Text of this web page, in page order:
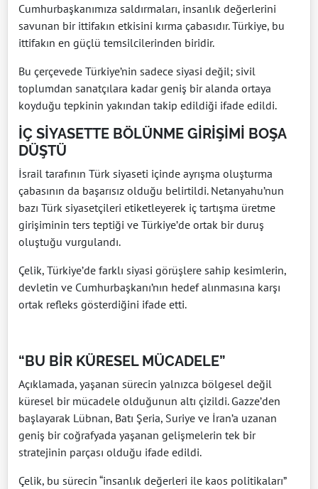
Cumhurbaşkanımıza saldırmaları, insanlık değerlerini
savunan bir ittifakın etkisini kırma çabasıdır. Türkiye, bu
ittifakın en güçlü temsilcilerinden biridir.
Bu çerçevede Türkiye’nin sadece siyasi değil; sivil
toplumdan sanatçılara kadar geniş bir alanda ortaya
koyduğu tepkinin yakından takip edildiği ifade edildi.
İÇ SİYASETTE BÖLÜNME GİRİŞİMİ BOŞA
DÜŞTÜ
İsrail tarafının Türk siyaseti içinde ayrışma oluşturma
çabasının da başarısız olduğu belirtildi. Netanyahu’nun
bazı Türk siyasetçileri etiketleyerek iç tartışma üretme
girişiminin ters teptiği ve Türkiye’de ortak bir duruş
oluştuğu vurgulandı.
Çelik, Türkiye’de farklı siyasi görüşlere sahip kesimlerin,
devletin ve Cumhurbaşkanı’nın hedef alınmasına karşı
ortak refleks gösterdiğini ifade etti.
“BU BİR KÜRESEL MÜCADELE”
Açıklamada, yaşanan sürecin yalnızca bölgesel değil
küresel bir mücadele olduğunun altı çizildi. Gazze’den
başlayarak Lübnan, Batı Şeria, Suriye ve İran’a uzanan
geniş bir coğrafyada yaşanan gelişmelerin tek bir
stratejinin parçası olduğu ifade edildi.
Çelik, bu sürecin “insanlık değerleri ile kaos politikaları”